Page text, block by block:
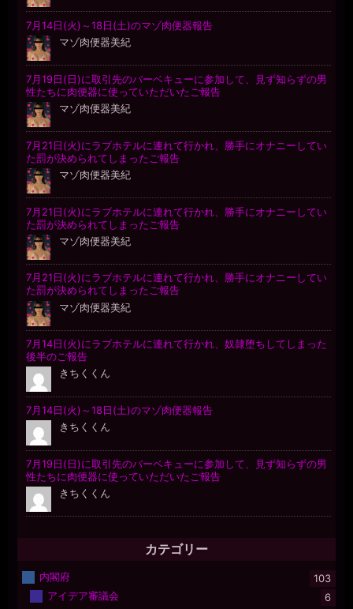
カテゴリー
内閣府
103
アイデア審議会
6